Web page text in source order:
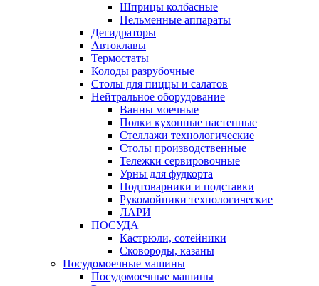
Шприцы колбасные
Пельменные аппараты
Дегидраторы
Автоклавы
Термостаты
Колоды разрубочные
Столы для пиццы и салатов
Нейтральное оборудование
Ванны моечные
Полки кухонные настенные
Стеллажи технологические
Столы производственные
Тележки сервировочные
Урны для фудкорта
Подтоварники и подставки
Рукомойники технологические
ЛАРИ
ПОСУДА
Кастрюли, сотейники
Сковороды, казаны
Посудомоечные машины
Посудомоечные машины